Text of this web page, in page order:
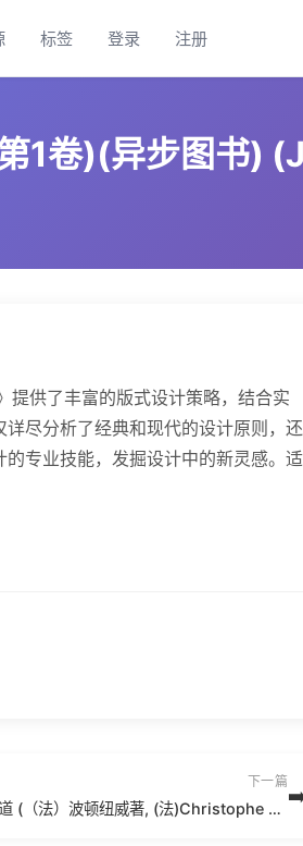
标签 登录 注册
1卷)(异步图书)
供了丰富的版式设计策略，结合实
尽分析了经典和现代的设计原则，还
专业技能，发掘设计中的新灵感。适
下一篇
JavaScript修炼之道 (（法）波顿纽威著, (法)Christophe Porteneuve著 , 巩朋 etc.).pdf